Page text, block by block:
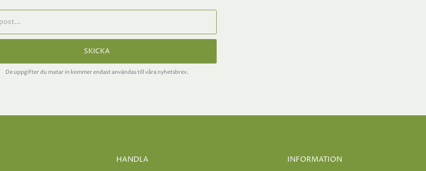
SKICKA
De uppgifter du matar in kommer endast användas till våra nyhetsbrev.
HANDLA INFORMATION